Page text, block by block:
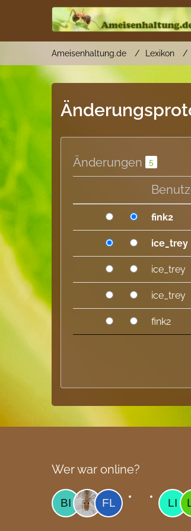
Ameisenhaltung.de Lexikon
Änderungen 5
fink2
ice_trey
ice_trey
ice_trey
fink2
Wer war online?